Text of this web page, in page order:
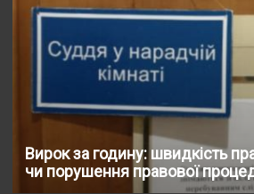
Вирок за годину: швидкість
чи порушення правової